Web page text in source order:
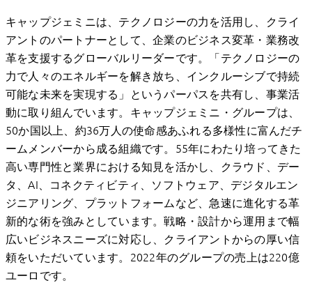
キャップジェミニは、テクノロジーの力を活用し、クライ
アントのパートナーとして、企業のビジネス変革・業務改
革を支援するグローバルリーダーです。「テクノロジーの
力で人々のエネルギーを解き放ち、インクルーシブで持続
可能な未来を実現する」というパーパスを共有し、事業活
動に取り組んでいます。キャップジェミニ・グループは、
50か国以上、約36万人の使命感あふれる多様性に富んだチ
ームメンバーから成る組織です。55年にわたり培ってきた
高い専門性と業界における知見を活かし、クラウド、デー
タ、AI、コネクティビティ、ソフトウェア、デジタルエン
ジニアリング、プラットフォームなど、急速に進化する革
新的な術を強みとしています。戦略・設計から運用まで幅
広いビジネスニーズに対応し、クライアントからの厚い信
頼をいただいています。2022年のグループの売上は220億
ユーロです。